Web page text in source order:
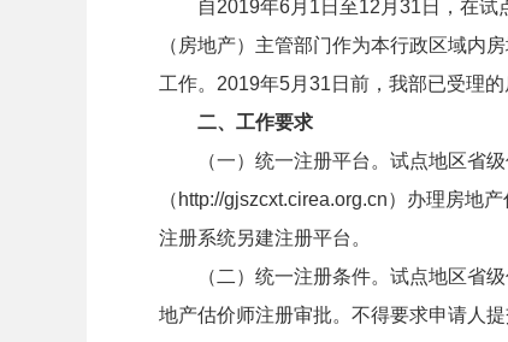
自2019年6月 1 日至12 月 31 日，在试
（房地产）主管部门作为本行政区域内
工作。 2019年5月 31 日前，我部已受理
二、工作要求
（一）统一注册平台。试点地区省
（ http://gjszcxt.cirea.org.cn）办理房地
注册系统另建注册平台。
（二）统一注册条件。试点地区省
地产估价师注册审批。不得要求申请人